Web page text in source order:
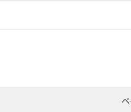
ダウンロードはこちら